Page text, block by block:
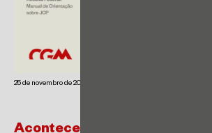
25 de novembro de 2024
Acontece | Tributário